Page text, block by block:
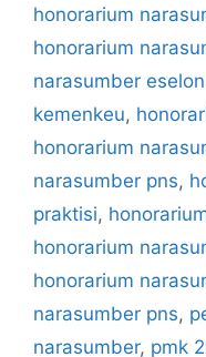
honorarium
honorarium
narasumber
kemenkeu,
honorarium
narasumber pns,
praktisi,
honorarium
honorarium
narasumber pns,
narasumber, pmk